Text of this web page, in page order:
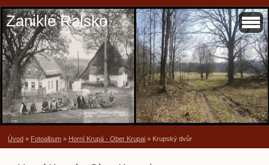
Zaniklé Ralsko
Úvod » Fotoalbum » Horní Krupá - Ober Krupai » Krupský dvůr